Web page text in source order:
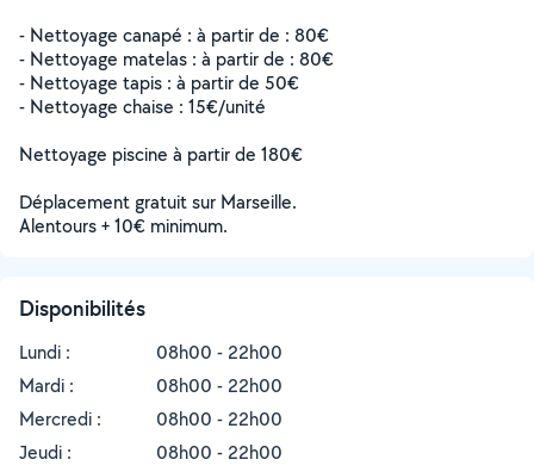
- Nettoyage canapé : à partir de : 80€
- Nettoyage matelas : à partir de : 80€
- Nettoyage tapis : à partir de 50€
- Nettoyage chaise : 15€/unité
Nettoyage piscine à partir de 180€
Déplacement gratuit sur Marseille.
Alentours + 10€ minimum.
Disponibilités
Lundi :
08h00 - 22h00
Mardi :
08h00 - 22h00
Mercredi :
08h00 - 22h00
Jeudi :
08h00 - 22h00